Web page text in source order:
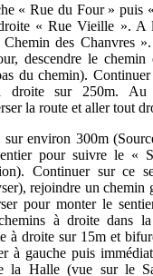
« Rue du Four » puis
« Rue Vieille ». A
des Chanvres
descendre le
du chemin).
sur 250m. Au
la route et aller tout
environ 300m
pour suivre le «
Continuer sur ce
rejoindre un chemin
pour monter le
à droite dans
à droite sur 15m et
à gauche puis
la Halle (vue sur le